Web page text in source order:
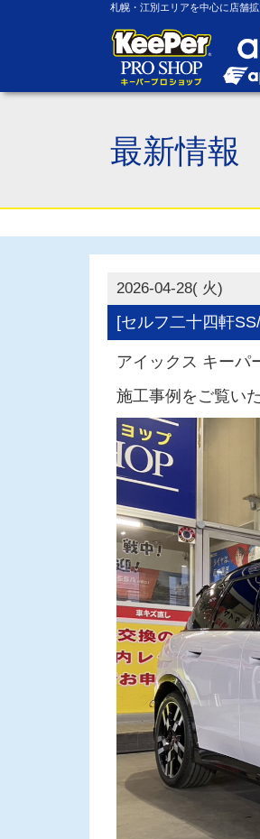
札幌・江別エリアを中心に店舗
最新情報
2026-04-28( 火)
[セルフ二十四軒
アイックス キーパ
施工事例をご覧い